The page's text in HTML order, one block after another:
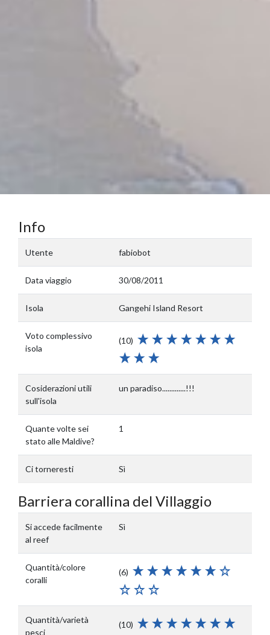
Info
Utente fabiobot
Data viaggio 30/08/2011
Isola Gangehi Island Resort
Voto complessivo
isola
(10)
Cosiderazioni utili
sull'isola
un paradiso.............!!!
Quante volte sei
stato alle Maldive?
1
Ci torneresti Sì
Barriera corallina del Villaggio
Si accede facilmente
al reef
Sì
Quantità/colore
coralli
(6)
Quantità/varietà
pesci
(10)